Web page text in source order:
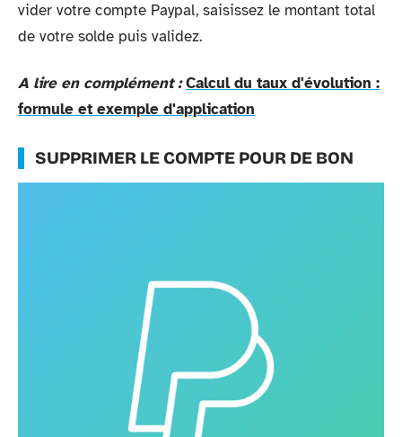
vider votre compte Paypal, saisissez le montant total
de votre solde puis validez.
A lire en complément : Calcul du taux d'évolution :
formule et exemple d'application
SUPPRIMER LE COMPTE POUR DE BON